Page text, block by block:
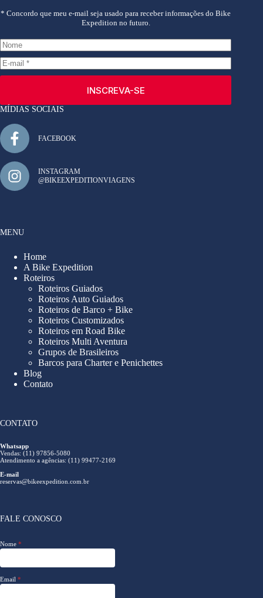
* Concordo que meu e-mail seja usado para receber informações do Bike
Expedition no futuro.
INSCREVA-SE
MÍDIAS SOCIAIS
FACEBOOK
INSTAGRAM
@BIKEEXPEDITIONVIAGENS
MENU
Home
A Bike Expedition
Roteiros
Roteiros Guiados
Roteiros Auto Guiados
Roteiros de Barco + Bike
Roteiros Customizados
Roteiros em Road Bike
Roteiros Multi Aventura
Grupos de Brasileiros
Barcos para Charter e Penichettes
Blog
Contato
CONTATO
Whatsapp
Vendas: (11) 97856-5080
Atendimento a agências: (11) 99477-2169
E-mail
reservas@bikeexpedition.com.br
FALE CONOSCO
Nome *
Email *